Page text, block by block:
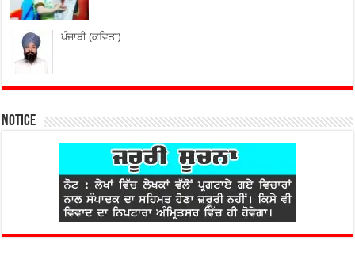
ਪੰਜਾਬੀ (ਕਵਿਤਾ)
Notice